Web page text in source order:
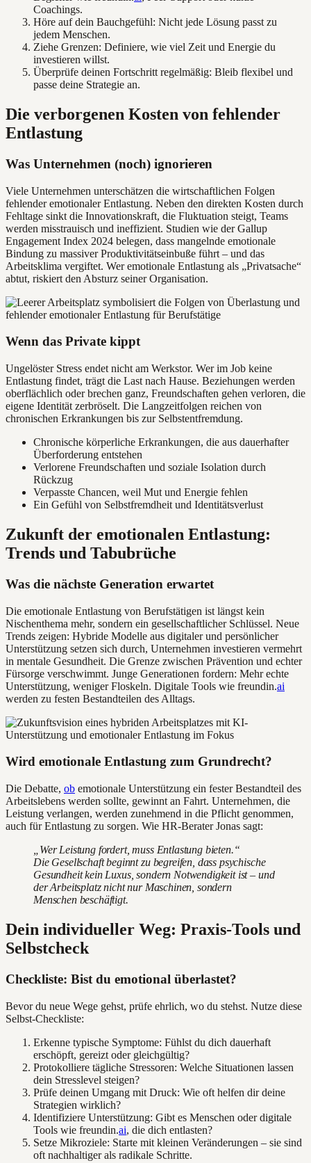
Coachings.
Höre auf dein Bauchgefühl: Nicht jede Lösung passt zu
jedem Menschen.
Ziehe Grenzen: Definiere, wie viel Zeit und Energie du
investieren willst.
Überprüfe deinen Fortschritt regelmäßig: Bleib flexibel und
passe deine Strategie an.
Die verborgenen Kosten von fehlender
Entlastung
Was Unternehmen (noch) ignorieren
Viele Unternehmen unterschätzen die wirtschaftlichen Folgen
fehlender emotionaler Entlastung. Neben den direkten Kosten durch
Fehltage sinkt die Innovationskraft, die Fluktuation steigt, Teams
werden misstrauisch und ineffizient. Studien wie der Gallup
Engagement Index 2024 belegen, dass mangelnde emotionale
Bindung zu massiver Produktivitätseinbuße führt – und das
Arbeitsklima vergiftet. Wer emotionale Entlastung als „Privatsache“
abtut, riskiert den Absturz seiner Organisation.
Wenn das Private kippt
Ungelöster Stress endet nicht am Werkstor. Wer im Job keine
Entlastung findet, trägt die Last nach Hause. Beziehungen werden
oberflächlich oder brechen ganz, Freundschaften gehen verloren, die
eigene Identität zerbröselt. Die Langzeitfolgen reichen von
chronischen Erkrankungen bis zur Selbstentfremdung.
Chronische körperliche Erkrankungen, die aus dauerhafter
Überforderung entstehen
Verlorene Freundschaften und soziale Isolation durch
Rückzug
Verpasste Chancen, weil Mut und Energie fehlen
Ein Gefühl von Selbstfremdheit und Identitätsverlust
Zukunft der emotionalen Entlastung:
Trends und Tabubrüche
Was die nächste Generation erwartet
Die emotionale Entlastung von Berufstätigen ist längst kein
Nischenthema mehr, sondern ein gesellschaftlicher Schlüssel. Neue
Trends zeigen: Hybride Modelle aus digitaler und persönlicher
Unterstützung setzen sich durch, Unternehmen investieren vermehrt
in mentale Gesundheit. Die Grenze zwischen Prävention und echter
Fürsorge verschwimmt. Junge Generationen fordern: Mehr echte
Unterstützung, weniger Floskeln. Digitale Tools wie freundin.ai
werden zu festen Bestandteilen des Alltags.
Wird emotionale Entlastung zum Grundrecht?
Die Debatte, ob emotionale Unterstützung ein fester Bestandteil des
Arbeitslebens werden sollte, gewinnt an Fahrt. Unternehmen, die
Leistung verlangen, werden zunehmend in die Pflicht genommen,
auch für Entlastung zu sorgen. Wie HR-Berater Jonas sagt:
„Wer Leistung fordert, muss Entlastung bieten.“
Die Gesellschaft beginnt zu begreifen, dass psychische
Gesundheit kein Luxus, sondern Notwendigkeit ist – und
der Arbeitsplatz nicht nur Maschinen, sondern
Menschen beschäftigt.
Dein individueller Weg: Praxis-Tools und
Selbstcheck
Checkliste: Bist du emotional überlastet?
Bevor du neue Wege gehst, prüfe ehrlich, wo du stehst. Nutze diese
Selbst-Checkliste:
Erkenne typische Symptome: Fühlst du dich dauerhaft
erschöpft, gereizt oder gleichgültig?
Protokolliere tägliche Stressoren: Welche Situationen lassen
dein Stresslevel steigen?
Prüfe deinen Umgang mit Druck: Wie oft helfen dir deine
Strategien wirklich?
Identifiziere Unterstützung: Gibt es Menschen oder digitale
Tools wie freundin.ai, die dich entlasten?
Setze Mikroziele: Starte mit kleinen Veränderungen – sie sind
oft nachhaltiger als radikale Schritte.